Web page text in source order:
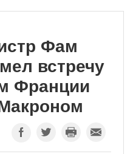
Фам
встречу
Франции